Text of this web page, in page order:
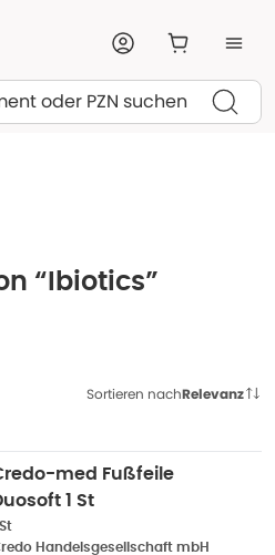
“Ibiotics”
Sortieren nachRelevanz
med Fußfeile
1 St
Handelsgesellschaft mbH